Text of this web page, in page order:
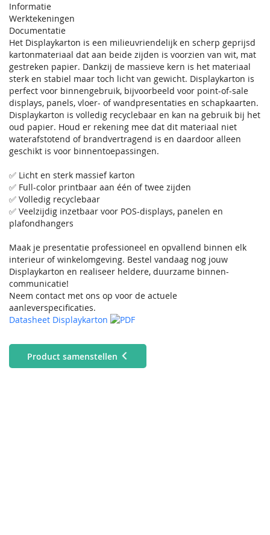
Informatie
Werktekeningen
Documentatie
Het Displaykarton is een milieuvriendelijk en scherp geprijsd
kartonmateriaal dat aan beide zijden is voorzien van wit, mat
gestreken papier. Dankzij de massieve kern is het materiaal
sterk en stabiel maar toch licht van gewicht. Displaykarton is
perfect voor binnengebruik, bijvoorbeeld voor point-of-sale
displays, panels, vloer- of wandpresentaties en schapkaarten.
Displaykarton is volledig recyclebaar en kan na gebruik bij het
oud papier. Houd er rekening mee dat dit materiaal niet
waterafstotend of brandvertragend is en daardoor alleen
geschikt is voor binnentoepassingen.
✅ Licht en sterk massief karton
✅ Full-color printbaar aan één of twee zijden
✅ Volledig recyclebaar
✅ Veelzijdig inzetbaar voor POS-displays, panelen en
plafondhangers
Maak je presentatie professioneel en opvallend binnen elk
interieur of winkelomgeving. Bestel vandaag nog jouw
Displaykarton en realiseer heldere, duurzame binnen-
communicatie!
Neem contact met ons op voor de actuele
aanleverspecificaties.
Datasheet Displaykarton
Product samenstellen